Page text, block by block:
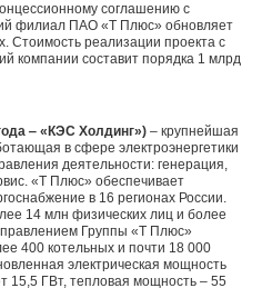
соглашению с
филиал ПАО «Т Плюс» обновляет
Стоимость реализации проекта с
компании составит порядка 1 млрд
‒ «КЭС Холдинг») ‒ крупнейшая
в сфере электроэнергетики
деятельности: генерация,
«Т Плюс» обеспечивает
в 16 регионах России.
14 млн физических лиц и более
Группы «Т Плюс»
400 котельных и почти 18 000
электрическая мощность
15,5 ГВт, тепловая мощность – 55